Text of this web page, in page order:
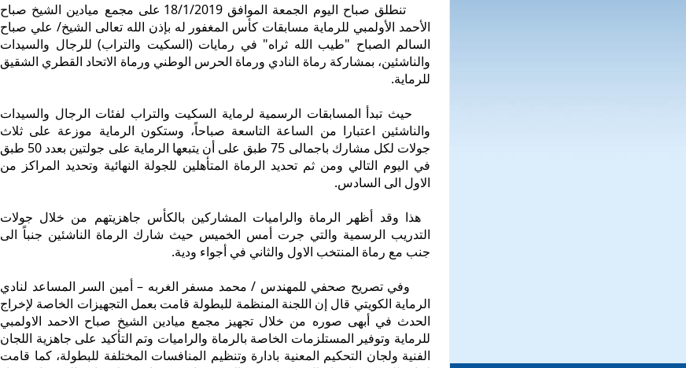
تنطلق صباح اليوم الجمعة الموافق 18/1/2019 على مجمع ميادين الشيخ صباح
الأحمد الأولمبي للرماية مسابقات كأس المغفور له بإذن الله تعالى الشيخ/ علي صباح
السالم الصباح "طيب الله ثراه" في رمايات (السكيت والتراب) للرجال والسيدات
والناشئين، بمشاركة رماة النادي ورماة الحرس الوطني ورماة الاتحاد القطري الشقيق
للرماية.
حيث تبدأ المسابقات الرسمية لرماية السكيت والتراب لفئات الرجال والسيدات
والناشئين اعتبارا من الساعة التاسعة صباحاً، وستكون الرماية موزعة على ثلاث
جولات لكل مشارك باجمالى 75 طبق على أن يتبعها الرماية على جولتين بعدد 50 طبق
في اليوم التالي ومن ثم تحديد الرماة المتأهلين للجولة النهائية وتحديد المراكز من
الاول الى السادس.
هذا وقد أظهر الرماة والراميات المشاركين بالكأس جاهزيتهم من خلال جولات
التدريب الرسمية والتي جرت أمس الخميس حيث شارك الرماة الناشئين جنباً الى
جنب مع رماة المنتخب الاول والثاني في أجواء ودية.
وفي تصريح صحفي للمهندس / محمد مسفر الغربه – أمين السر المساعد لنادي
الرماية الكويتي قال إن اللجنة المنظمة للبطولة قامت بعمل التجهيزات الخاصة لإخراج
الحدث في أبهى صوره من خلال تجهيز مجمع ميادين الشيخ صباح الاحمد الاولمبي
للرماية وتوفير المستلزمات الخاصة بالرماة والراميات وتم التأكيد على جاهزية اللجان
الفنية ولجان التحكيم المعنية بادارة وتنظيم المنافسات المختلفة للبطولة، كما قامت